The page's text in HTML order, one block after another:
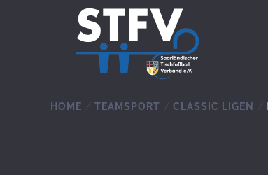
Zum Hauptinhalt springen
HOME TEAMSPORT CLASSIC LIGEN